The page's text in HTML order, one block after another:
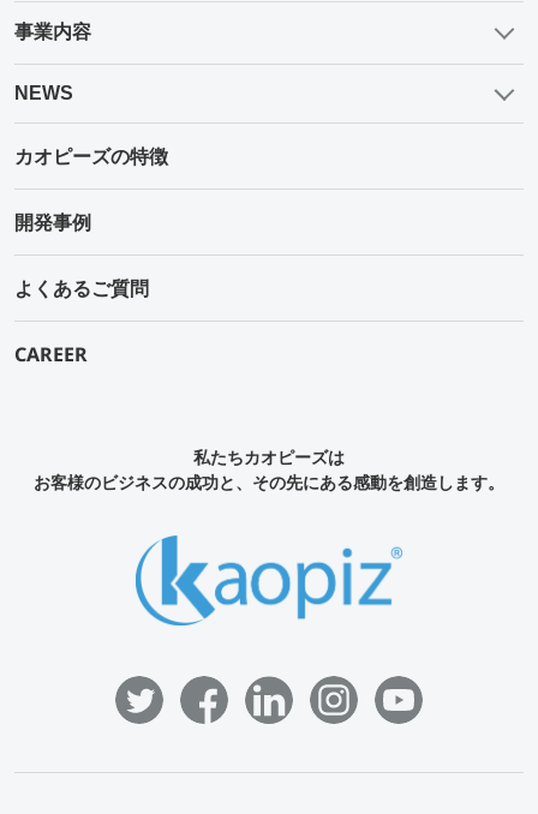
事業内容
NEWS
カオピーズの特徴
開発事例
よくあるご質問
CAREER
私たちカオピーズは
お客様のビジネスの成功と、その先にある感動を創造します。